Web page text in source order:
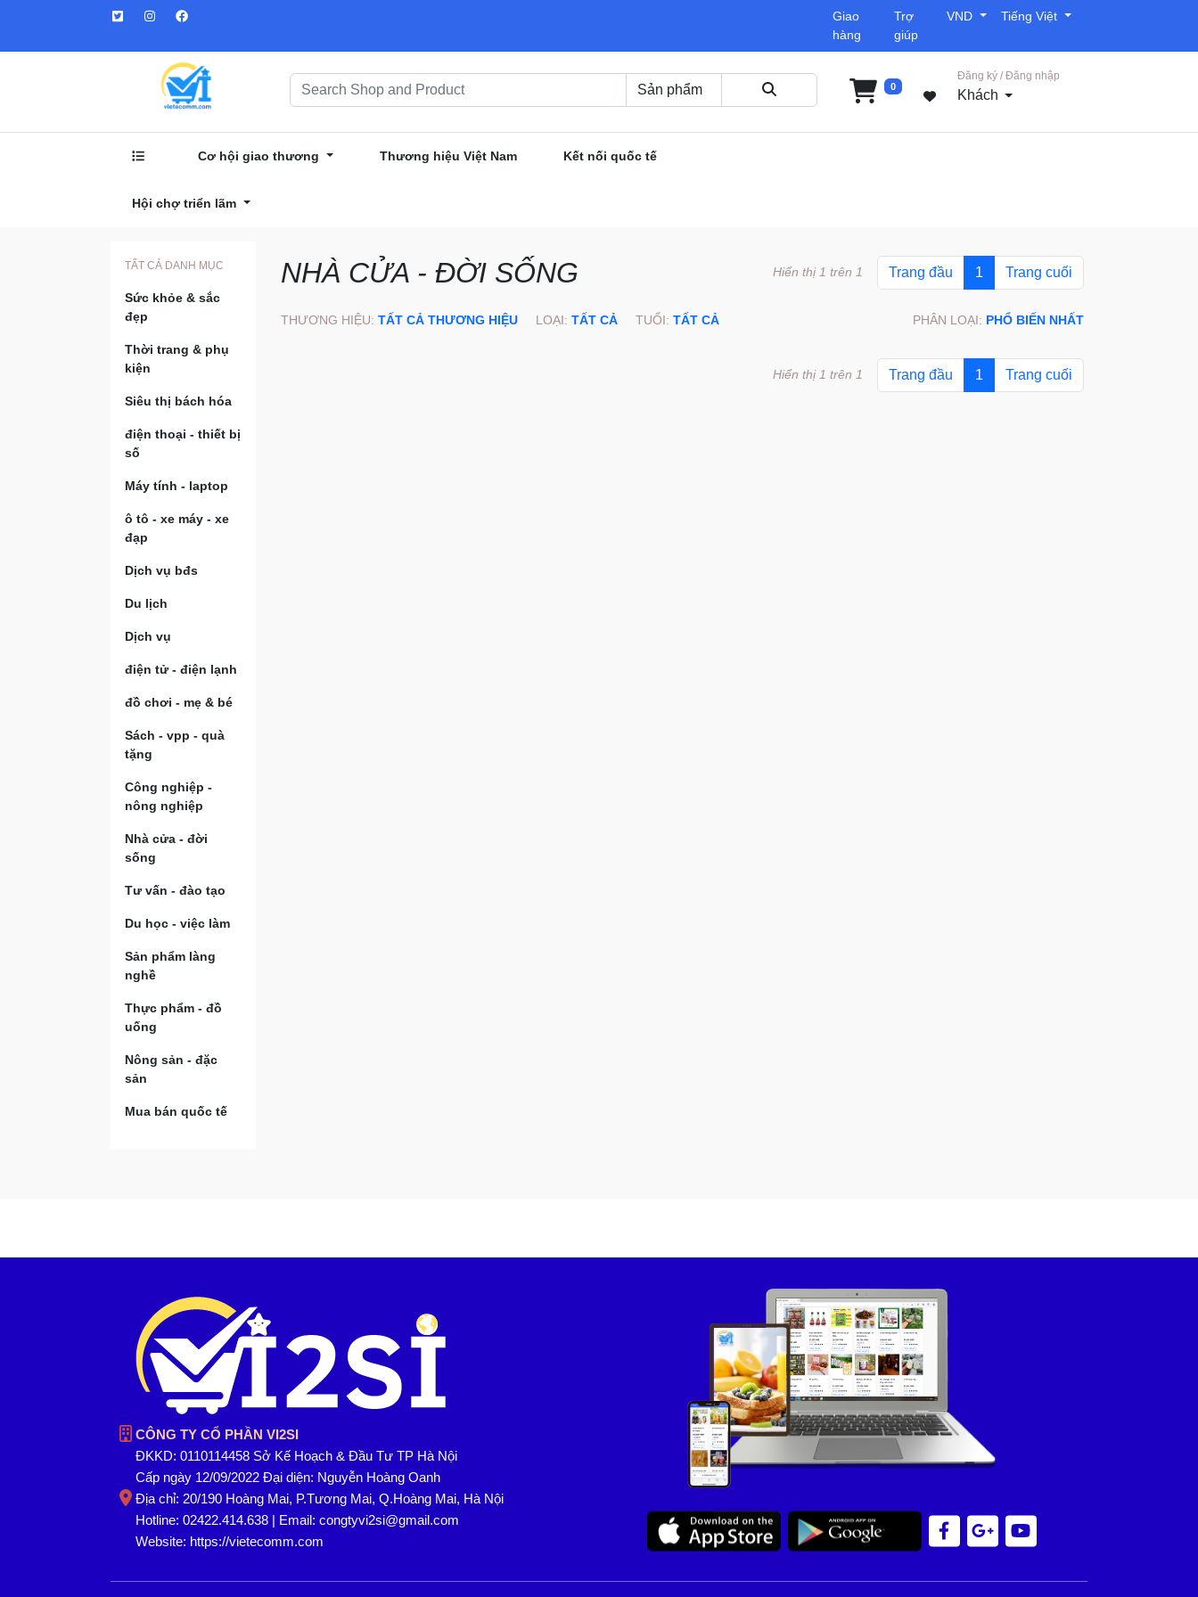
Giao
hàng
Trợ
giúp
VND Tiếng Việt
0
Đăng ký / Đăng nhập
Khách
Cơ hội giao thương Thương hiệu Việt Nam Kết nối quốc tế
Hội chợ triển lãm
TẤT CẢ DANH MỤC
Sức khỏe & sắc
đẹp
Thời trang & phụ
kiện
Siêu thị bách hóa
điện thoại - thiết bị
số
Máy tính - laptop
ô tô - xe máy - xe
đạp
Dịch vụ bđs
Du lịch
Dịch vụ
điện tử - điện lạnh
đồ chơi - mẹ & bé
Sách - vpp - quà
tặng
Công nghiệp -
nông nghiệp
Nhà cửa - đời
sống
Tư vấn - đào tạo
Du học - việc làm
Sản phẩm làng
nghề
Thực phẩm - đồ
uống
Nông sản - đặc
sản
Mua bán quốc tế
NHÀ CỬA - ĐỜI SỐNG Trang đầu 1 Trang cuối
Hiển thị 1 trên 1
THƯƠNG HIỆU: TẤT CẢ THƯƠNG HIỆU LOẠI: TẤT CẢ TUỔI: TẤT CẢ PHÂN LOẠI: PHỔ BIẾN NHẤT
Trang đầu 1 Trang cuối
Hiển thị 1 trên 1
CÔNG TY CỔ PHẦN VI2SI
ĐKKD: 0110114458 Sở Kế Hoạch & Đầu Tư TP Hà Nội
Cấp ngày 12/09/2022 Đại diện: Nguyễn Hoàng Oanh
Địa chỉ: 20/190 Hoàng Mai, P.Tương Mai, Q.Hoàng Mai, Hà Nội
Hotline: 02422.414.638 | Email: congtyvi2si@gmail.com
Website: https://vietecomm.com